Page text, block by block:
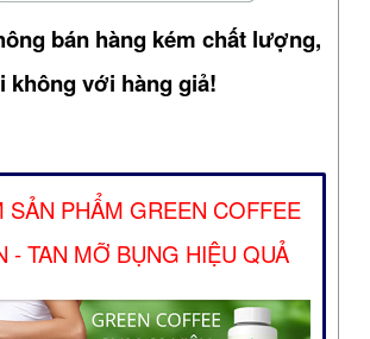
bán hàng kém chất lượng,
không với hàng giả!
SẢN PHẨM GREEN COFFEE
- TAN MỠ BỤNG HIỆU QUẢ